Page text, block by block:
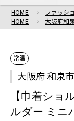
HOME ファッシ
HOME
大阪府和
常温
大阪府 和泉市
【巾着ショ
ルダー ミニ